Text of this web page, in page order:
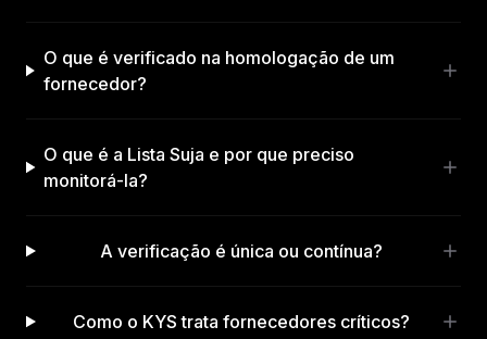
O que é verificado na homologação de um
fornecedor?
O que é a Lista Suja e por que preciso
monitorá-la?
A verificação é única ou contínua?
Como o KYS trata fornecedores críticos?